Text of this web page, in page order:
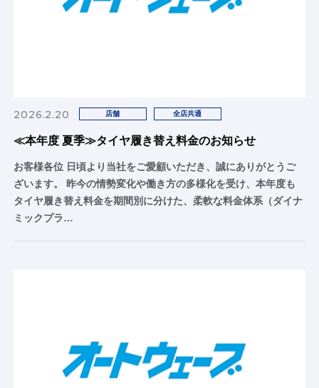
2026.2.20 店舗 全店共通
≪本年度 夏季≫タイヤ履き替え料金のお知らせ
お客様各位 日頃より当社をご愛顧いただき、誠にありがとうご
ざいます。 昨今の情勢変化や働き方の多様化を受け、本年度も
タイヤ履き替え料金を期間別に分けた、柔軟な料金体系（ダイナ
ミックプラ…